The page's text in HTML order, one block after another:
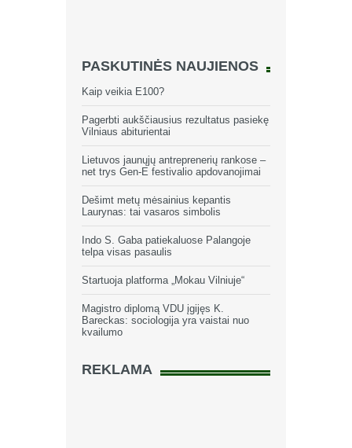
PASKUTINĖS NAUJIENOS
Kaip veikia E100?
Pagerbti aukščiausius rezultatus pasiekę
Vilniaus abiturientai
Lietuvos jaunųjų antreprenerių rankose –
net trys Gen-E festivalio apdovanojimai
Dešimt metų mėsainius kepantis
Laurynas: tai vasaros simbolis
Indo S. Gaba patiekaluose Palangoje
telpa visas pasaulis
Startuoja platforma „Mokau Vilniuje“
Magistro diplomą VDU įgijęs K.
Bareckas: sociologija yra vaistai nuo
kvailumo
REKLAMA